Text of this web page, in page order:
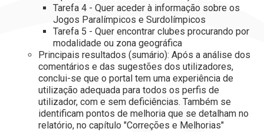
Tarefa 4 - Quer aceder à informação sobre os
Jogos Paralímpicos e Surdolímpicos
Tarefa 5 - Quer encontrar clubes procurando por
modalidade ou zona geográfica
Principais resultados (sumário): Após a análise dos
comentários e das sugestões dos utilizadores,
conclui-se que o portal tem uma experiência de
utilização adequada para todos os perfis de
utilizador, com e sem deficiências. Também se
identificam pontos de melhoria que se detalham no
relatório, no capítulo "Correções e Melhorias"